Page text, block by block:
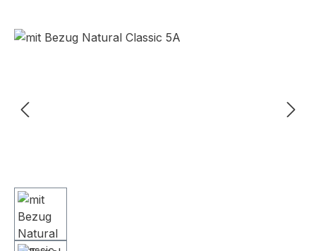
Bildergalerie überspringen